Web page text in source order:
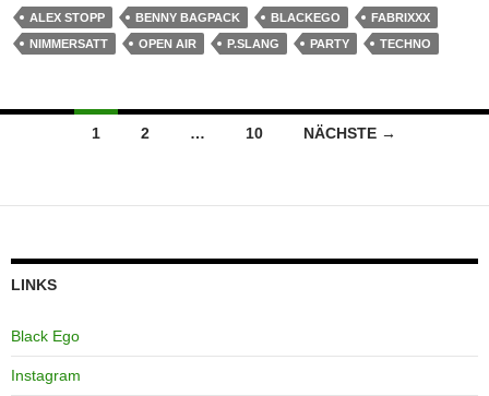
ALEX STOPP BENNY BAGPACK BLACKEGO
FABRIXXX
NIMMERSATT
OPEN AIR P.SLANG PARTY TECHNO
Beitragsnavigation
1 2 … 10 NÄCHSTE →
LINKS
Black Ego
Instagram